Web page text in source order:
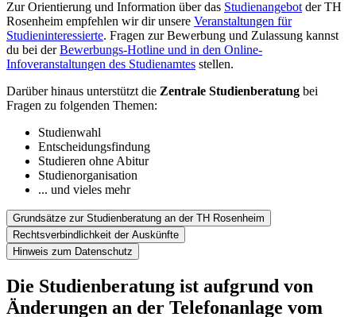
Zur Orientierung und Information über das Studienangebot der TH
Rosenheim empfehlen wir dir unsere Veranstaltungen für
Studieninteressierte. Fragen zur Bewerbung und Zulassung kannst
du bei derBewerbungs-Hotline und in den Online-
Infoveranstaltungen des Studienamtes stellen.
Darüber hinaus unterstützt die Zentrale Studienberatung bei
Fragen zu folgenden Themen:
Studienwahl
Entscheidungsfindung
Studieren ohne Abitur
Studienorganisation
... und vieles mehr
Grundsätze zur Studienberatung an der TH Rosenheim
Rechtsverbindlichkeit der Auskünfte
Hinweis zum Datenschutz
Die Studienberatung ist aufgrund von
Änderungen an der Telefonanlage vom